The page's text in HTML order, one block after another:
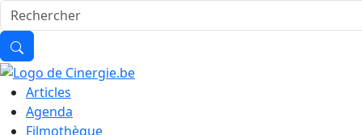
Articles
Agenda
Filmothèque